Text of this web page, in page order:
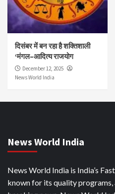
दिसंबर में बन रहा है शक्तिशाली
‘मंगल–आदित्य राजयोग
December 12, 2025
News World India
News World India
News World India is India’s
known for its quality programs,